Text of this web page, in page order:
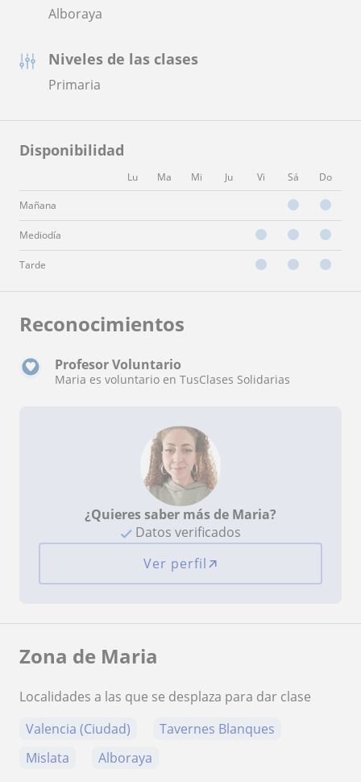
Alboraya
Niveles de las clases
Primaria
Disponibilidad
Lu Ma Mi Ju Vi Sá Do
Mañana
Mediodía
Tarde
Reconocimientos
Profesor Voluntario
Maria es voluntario en TusClases Solidarias
¿Quieres saber más de Maria?
Datos verificados
Ver perfil
Zona de Maria
Localidades a las que se desplaza para dar clase
Valencia (Ciudad)
Tavernes Blanques
Mislata
Alboraya